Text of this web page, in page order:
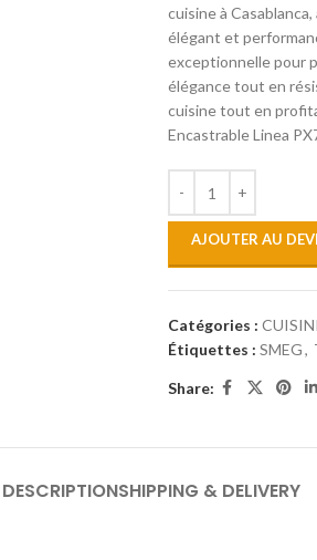
cuisine à
élégant et
exceptionnelle pour
élégance tout en
cuisine tout en
Encastrable Linea
AJOUTER AU
Catégories :
Étiquettes : SMEG,
Share:
DESCRIPTIONSHIPPING & DELIVERY